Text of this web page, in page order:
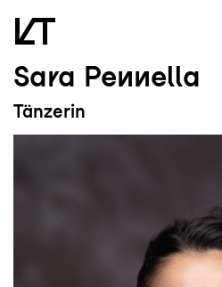
Zum Hauptinhalt springen
Zum Footer springen
Sara Pennella
Tänzerin